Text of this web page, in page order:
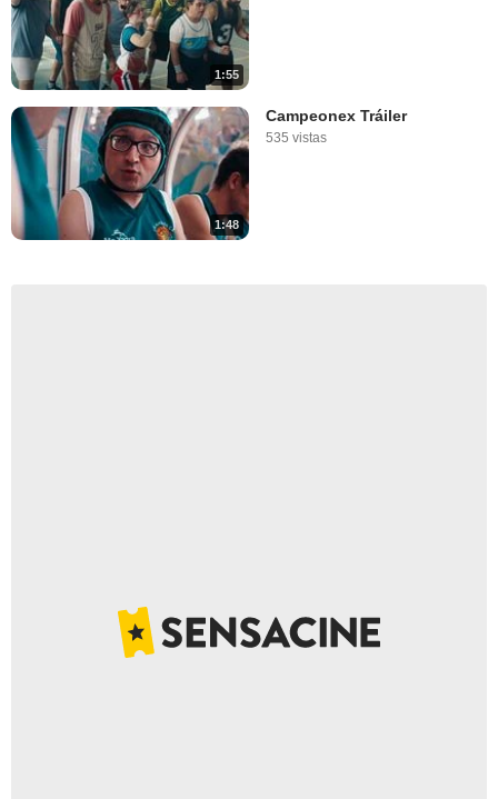
1:55
1:48
Campeonex Tráiler
535 vistas